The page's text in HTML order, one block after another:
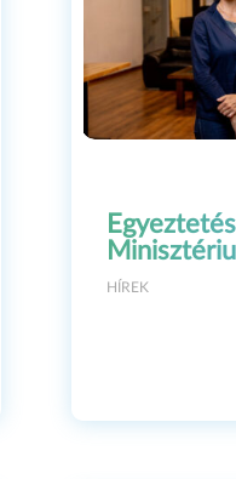
HÍREK
meg
magyar